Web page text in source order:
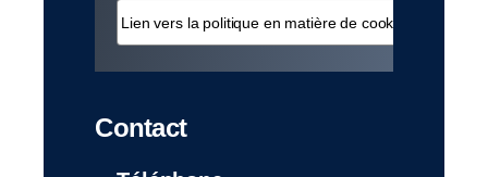
Lien vers la politique en matière de cookies
Contact